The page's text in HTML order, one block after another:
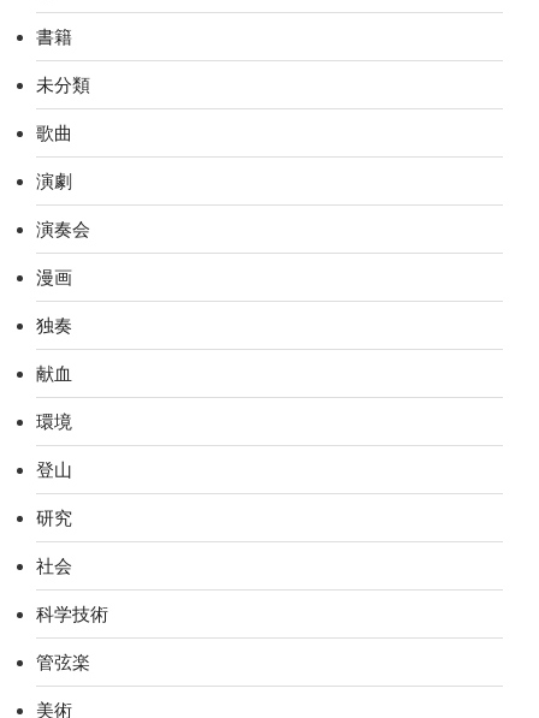
書籍
未分類
歌曲
演劇
演奏会
漫画
独奏
献血
環境
登山
研究
社会
科学技術
管弦楽
美術